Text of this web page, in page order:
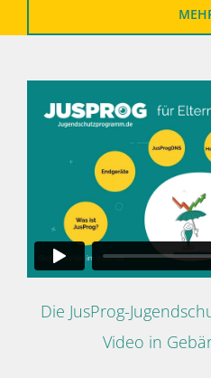
Die JusProg-
Video in